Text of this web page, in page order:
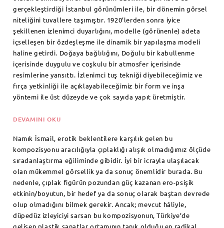
gerçekleştirdiği İstanbul görünümleri ile, bir dönemin görsel
niteliğini tuvallere taşımıştır. 1920’lerden sonra iyice
şekillenen izlenimci duyarlığını, modelle (görünenle) adeta
içselleşen bir özdeşleşme ile dinamik bir yapılaşma modeli
haline getirdi. Doğaya bağlılığını, Doğulu bir kabullenme
içerisinde duygulu ve coşkulu bir atmosfer içerisinde
resimlerine yansıttı. İzlenimci tuş tekniği diyebileceğimiz ve
fırça yetkinliği ile açıklayabileceğimiz bir form ve inşa
yöntemi ile üst düzeyde ve çok sayıda yapıt üretmiştir.
DEVAMINI OKU
Namık İsmail, erotik beklentilere karşılık gelen bu
kompozisyonu aracılığıyla çıplaklığı alışık olmadığımız ölçüde
sıradanlaştırma eğiliminde gibidir. İyi bir icrayla ulaşılacak
olan mükemmel görsellik ya da sonuç önemlidir burada. Bu
nedenle, çıplak figürün pozundan güç kazanan ero-psişik
etkinin/boyutun, bir hedef ya da sonuç olarak baştan devrede
olup olmadığını bilmek gerekir. Ancak; mevcut hâliyle,
düpedüz izleyiciyi sarsan bu kompozisyonun, Türkiye’de
gelişen plastik sanatlar ortamının tanık olduğu en radikal